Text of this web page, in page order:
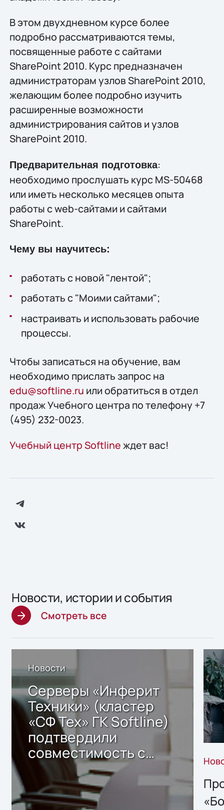
В этом двухдневном курсе более
подробно рассматриваются темы,
посвященные работе с сайтами
SharePoint 2010. Курс предназначен
администраторам узлов SharePoint 2010,
желающим более подробно изучить
расширенные возможности
администрирования сайтов и узлов
SharePoint 2010.
Предварительная подготовка:
необходимо прослушать курс MS-50468
или иметь несколько месяцев опыта
работы с web-сайтами и сайтами
SharePoint.
Чему вы научитесь:
работать с новой "лентой";
работать с "Моими сайтами";
настраивать и использовать рабочие
процессы.
Чтобы записаться на обучение, вам
необходимо прислать запрос на
edu@softline.ru или обратиться в отдел
продаж Учебного центра по телефону +7
(495) 232-0023.
Учебный центр Softlineждет вас!
Новости, истории и события
Смотреть все
Новости
Серверы «Инферит
Техники» (кластер
«СФ Тех» ГК Softline)
подтвердили
совместимость с
решением Sharx
Storage 2.x для
хранения данных